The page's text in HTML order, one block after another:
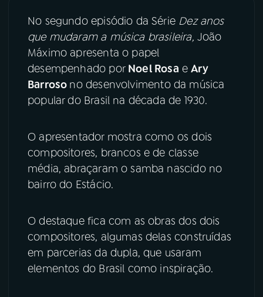
07 ÚLTIMAS
08PRÊMIO RÁDIO MEC
ACOMPANHE A RÁDIO MEC
Instagram X
TikTok
No segundo episódio da Série Dez anos
que mudaram a música brasileira, João
Máximo apresenta o papel
desempenhado por Noel Rosa eAry
Barroso no desenvolvimento da música
popular do Brasil na década de 1930.
O apresentador mostra como os dois
compositores, brancos e de classe
média, abraçaram o samba nascido no
bairro do Estácio.
O destaque fica com as obras dos dois
compositores, algumas delas construídas
em parcerias da dupla, que usaram
elementos do Brasil como inspiração.